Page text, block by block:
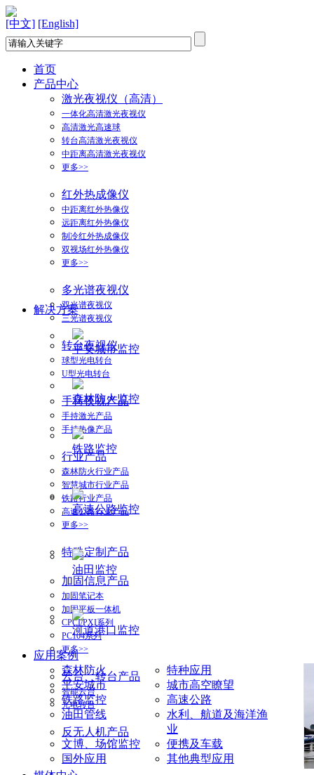
[中文] [English]
首页
产品中心
激光夜视仪（高清）
一体化高清激光夜视仪
高清激光高速球
转台高清激光夜视仪
中距离高清激光夜视仪
更多>>
红外热成像仪
中距离红外热像仪
远距离红外热像仪
制冷红外热成像仪
双视场红外热像仪
更多>>
多光谱夜视仪
双光谱夜视仪
三光谱夜视仪
转台夜视仪
球型光电转台
U型光电转台
手持夜视产品
手持激光产品
手持热像产品
行业产品
森林防火行业产品
智慧城市行业产品
铁路行业产品
高速公路行业产品
更多>>
特殊定制产品
加固信息产品
加固笔记本
加固平板一体机
CPCI/PXI系列
PC104系列
更多>>
云台、转台产品
智能云台
光电转台
反无人机产品
解决方案
平安城市监控
森林防火监控
铁路监控
高速公路监控
油田监控
河道港口监控
应用案例
森林防火
特种应用
平安城市
城市高空瞭望
铁路监控
高速公路
油田管线
水利、航道及海洋渔
业
文博、场馆监控
便携及车载
国外应用
其他典型应用